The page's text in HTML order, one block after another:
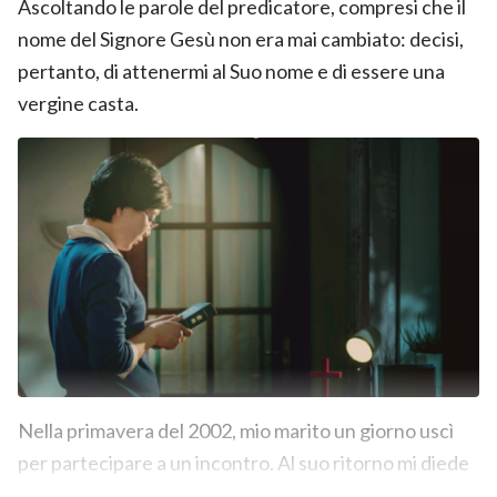
Ascoltando le parole del predicatore, compresi che il
nome del Signore Gesù non era mai cambiato: decisi,
pertanto, di attenermi al Suo nome e di essere una
vergine casta.
Nella primavera del 2002, mio marito un giorno uscì
per partecipare a un incontro. Al suo ritorno mi diede